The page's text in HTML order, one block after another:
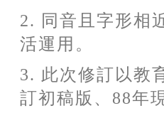
2. 同音且字形相
活運用。
3. 此次修訂以教
訂初稿版、 88年